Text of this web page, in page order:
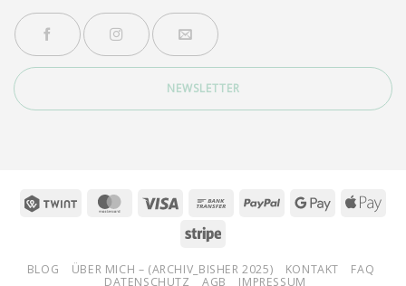
NEWSLETTER
Twint MasterCard
Visa
Bank
PayPal
Google
Stripe
BLOG ÜBER MICH – (ARCHIV_BISHER 2025) KONTAKT
FAQ
DATENSCHUTZ
AGB IMPRESSUM